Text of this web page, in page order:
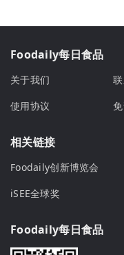
Foodaily每日食品
关于我们
使用协议
相关链接
Foodaily创新博览会
iSEE全球奖
Foodaily每日食品